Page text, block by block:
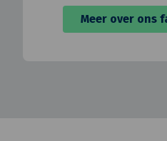
Meer over ons